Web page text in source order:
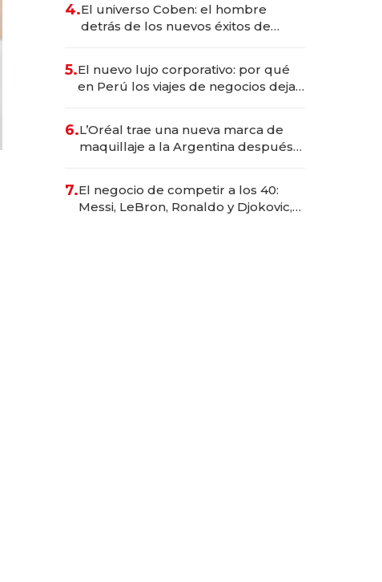
4.El universo Coben: el hombre
detrás de los nuevos éxitos de
5.El nuevo lujo corporativo: por qué
en Perú los viajes de negocios dejan
6.L’Oréal trae una nueva marca de
maquillaje a la Argentina después
7.El negocio de competir a los 40:
Messi, LeBron, Ronaldo y Djokovic,